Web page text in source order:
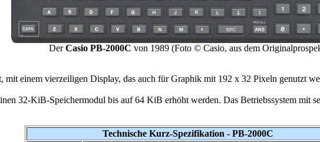
DerCasio PB-2000C von 1989 (Foto © Casio, aus dem
mit einem vierzeiligen Display, das auch für Graphik mit 192 x 32 Pixeln genutzt
32-KiB-Speichermodul bis auf 64 KiB erhöht werden. Das Betriebssystem mit
Technische Kurz-Spezifikation - PB-2000C